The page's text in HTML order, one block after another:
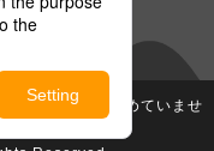
の無断利用は認めていませ